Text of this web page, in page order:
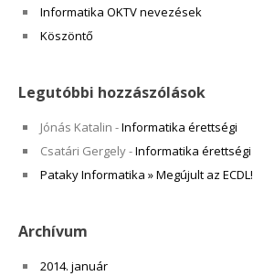
Informatika OKTV nevezések
Köszöntő
Legutóbbi hozzászólások
Jónás Katalin -Informatika érettségi
Csatári Gergely-Informatika érettségi
Pataky Informatika » Megújult az ECDL!
Archívum
2014. január